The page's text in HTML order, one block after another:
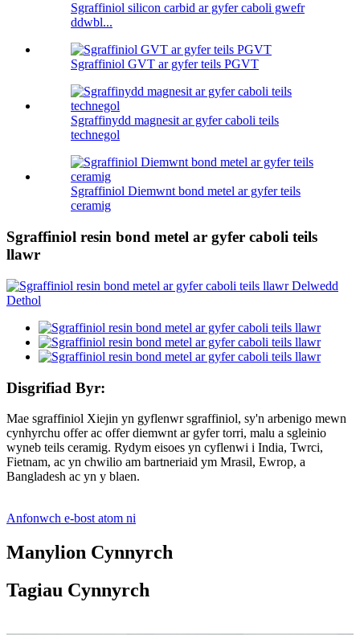
Sgraffiniol silicon carbid ar gyfer caboli gwefr
ddwbl...
Sgraffiniol GVT ar gyfer teils PGVT
Sgraffinydd magnesit ar gyfer caboli teils
technegol
Sgraffiniol Diemwnt bond metel ar gyfer teils
ceramig
Sgraffiniol resin bond metel ar gyfer caboli teils
llawr
Disgrifiad Byr:
Mae sgraffiniol Xiejin yn gyflenwr sgraffiniol, sy'n arbenigo mewn
cynhyrchu offer ac offer diemwnt ar gyfer torri, malu a sgleinio
wyneb teils ceramig. Rydym eisoes yn cyflenwi i India, Twrci,
Fietnam, ac yn chwilio am bartneriaid ym Mrasil, Ewrop, a
Bangladesh ac yn y blaen.
Anfonwch e-bost atom ni
Manylion Cynnyrch
Tagiau Cynnyrch